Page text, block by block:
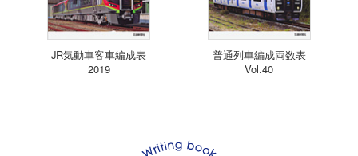
JR気動車客車編成表
2019
普通列車編成両数表
Vol.40